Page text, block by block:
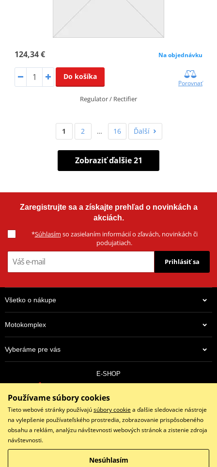
124,34 € Na objednávku
Do košíka
Porovnať
Regulator / Rectifier
1 2 … 16 Ďalší
Zobraziť ďalšie 21
Zaregistrujte sa a získajte prehľad o novinkách a
akciách.
*Súhlasím so zasielaním informácií o zľavách, novinkách či
podujatiach.
Prihlásiť sa
Všetko o nákupe
Motokomplex
Vyberáme pre vás
E-SHOP
objednavky@eshopmotokomplex.sk
Po - Pia: 8:30-17:00 | Nedeľa: ZATVORENÉ
Facebook
Copyright © 2026 www.eshopmotokomplex.sk
Používame súbory cookies
Tieto webové stránky používajúsúbory cookiea ďalšie sledovacie nástroje
na vylepšenie používateľského prostredia, zobrazovanie prispôsobeného
obsahu a reklám, analýzu návštevnosti webových stránok a zistenie zdroja
návštevnosti.
Nesúhlasím